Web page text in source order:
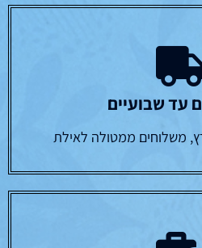
עד שבועיים
משלוחים ממטולה לאילת